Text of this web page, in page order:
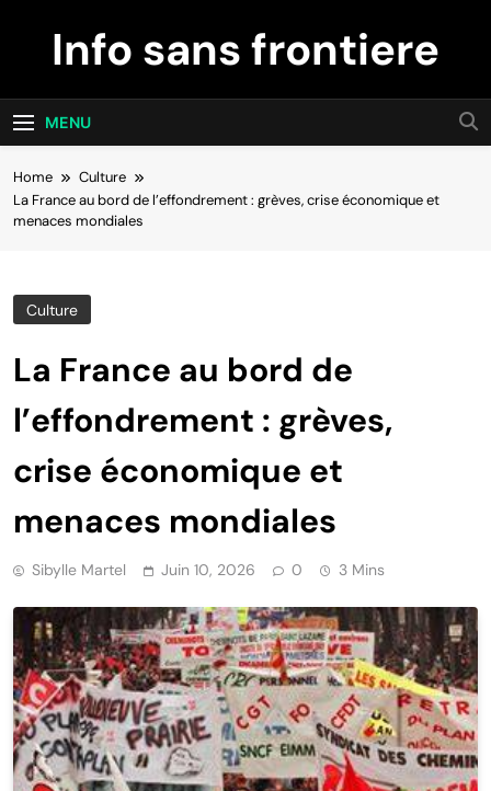
contentInfo sans frontiere
MENU
Home
Culture
La France au bord de l’effondrement : grèves, crise économique et
menaces mondiales
Culture
La France au bord de
l’effondrement : grèves,
crise économique et
menaces mondiales
Sibylle Martel Juin 10, 2026 0 3 Mins